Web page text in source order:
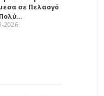
σε Πελασγό
2026